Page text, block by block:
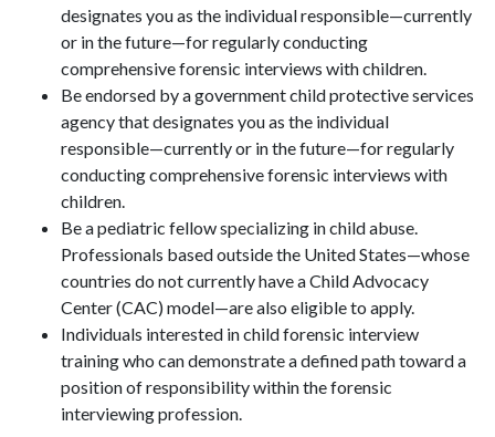
designates you as the individual responsible—currently
or in the future—for regularly conducting
comprehensive forensic interviews with children.
Be endorsed by a government child protective services
agency that designates you as the individual
responsible—currently or in the future—for regularly
conducting comprehensive forensic interviews with
children.
Be a pediatric fellow specializing in child abuse.
Professionals based outside the United States—whose
countries do not currently have a Child Advocacy
Center (CAC) model—are also eligible to apply.
Individuals interested in child forensic interview
training who can demonstrate a defined path toward a
position of responsibility within the forensic
interviewing profession.